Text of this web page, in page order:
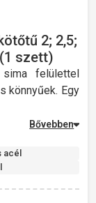
2; 2,5;
szett)
felülettel
könnyűek. Egy